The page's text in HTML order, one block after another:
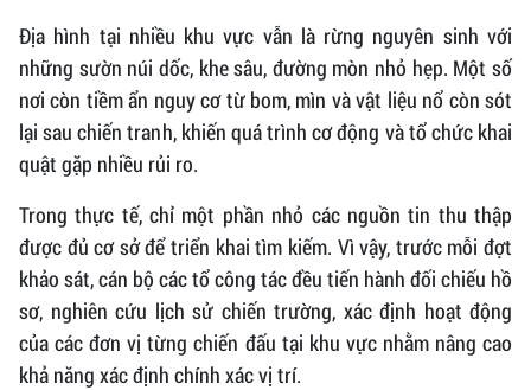
Địa hình tại nhiều khu vực vẫn là rừng nguyên sinh với
những sườn núi dốc, khe sâu, đường mòn nhỏ hẹp. Một số
nơi còn tiềm ẩn nguy cơ từ bom, mìn và vật liệu nổ còn sót
lại sau chiến tranh, khiến quá trình cơ động và tổ chức khai
quật gặp nhiều rủi ro.
Trong thực tế, chỉ một phần nhỏ các nguồn tin thu thập
được đủ cơ sở để triển khai tìm kiếm. Vì vậy, trước mỗi đợt
khảo sát, cán bộ các tổ công tác đều tiến hành đối chiếu hồ
sơ, nghiên cứu lịch sử chiến trường, xác định hoạt động
của các đơn vị từng chiến đấu tại khu vực nhằm nâng cao
khả năng xác định chính xác vị trí.